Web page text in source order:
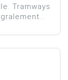
Tramways